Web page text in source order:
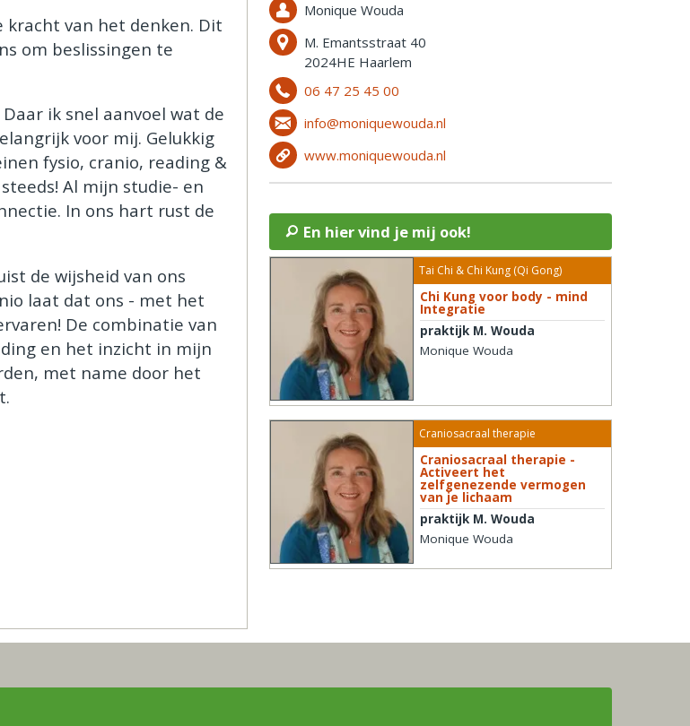
kracht van het denken. Dit
om beslissingen te
ik snel aanvoel wat de
voor mij. Gelukkig
fysio, cranio, reading &
Al mijn studie- en
In ons hart rust de
de wijsheid van ons
laat dat ons - met het
De combinatie van
en het inzicht in mijn
met name door het
Monique Wouda
M. Emantsstraat 40
2024HE Haarlem
06 47 25 45 00
info@moniquewouda.nl
www.moniquewouda.nl
En hier vind je mij ook!
Tai Chi & Chi Kung (Qi Gong)
Chi Kung voor body - mind
Integratie
praktijk M. Wouda
Monique Wouda
Craniosacraal therapie
Craniosacraal therapie -
Activeert het
zelfgenezende vermogen
van je lichaam
praktijk M. Wouda
Monique Wouda